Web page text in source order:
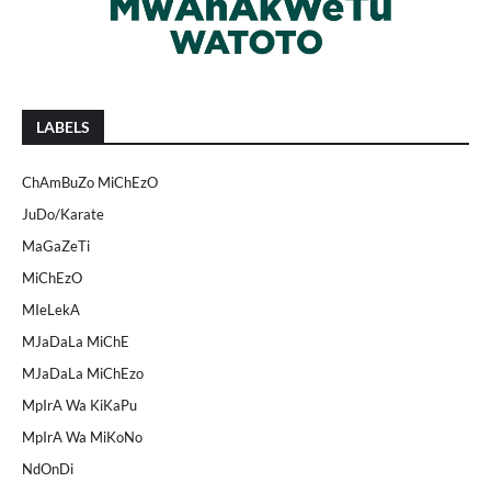
LABELS
ChAmBuZo MiChEzO
JuDo/Karate
MaGaZeTi
MiChEzO
MIeLekA
MJaDaLa MiChE
MJaDaLa MiChEzo
MpIrA Wa KiKaPu
MpIrA Wa MiKoNo
NdOnDi